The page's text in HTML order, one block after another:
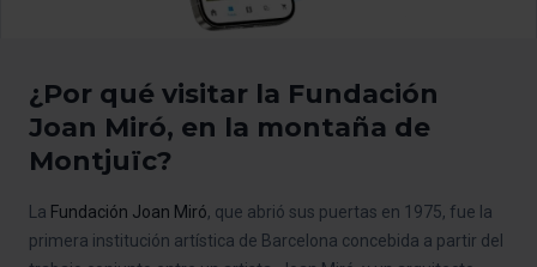
¿Por qué visitar la Fundación
Joan Miró, en la montaña de
Montjuïc?
La Fundación Joan Miró, que abrió sus puertas en 1975, fue la
primera institución artística de Barcelona concebida a partir del